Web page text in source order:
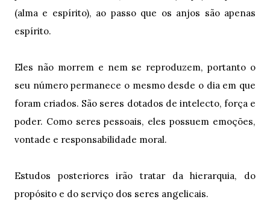
(alma e espírito), ao passo que os anjos são apenas
espírito.
Eles não morrem e nem se reproduzem, portanto o
seu número permanece o mesmo desde o dia em que
foram criados. São seres dotados de intelecto, força e
poder. Como seres pessoais, eles possuem emoções,
vontade e responsabilidade moral.
Estudos posteriores irão tratar da hierarquia, do
propósito e do serviço dos seres angelicais.